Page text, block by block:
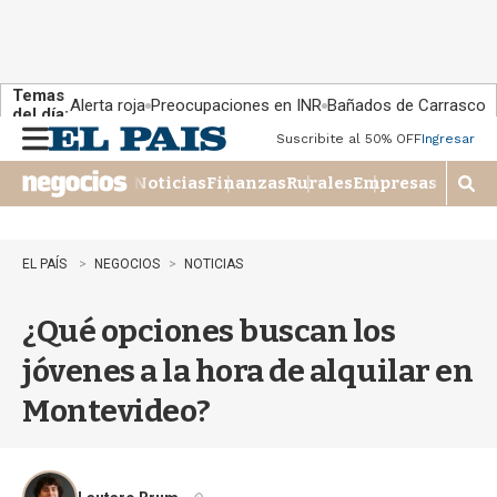
Temas
del día:Alerta roja Preocupaciones en INR Bañados de Carrasco
n
u
Suscribite al 50% OFFIngresar
NoticiasFinanzasRuralesEmpresas
M
o
�
EL PAÍS NEGOCIOS NOTICIAS
¿Qué opciones buscan los
jóvenes a la hora de alquilar en
Montevideo?